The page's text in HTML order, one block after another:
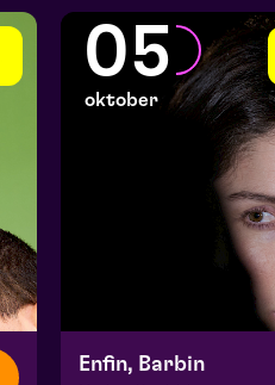
05
oktober
Enfin, Barbin